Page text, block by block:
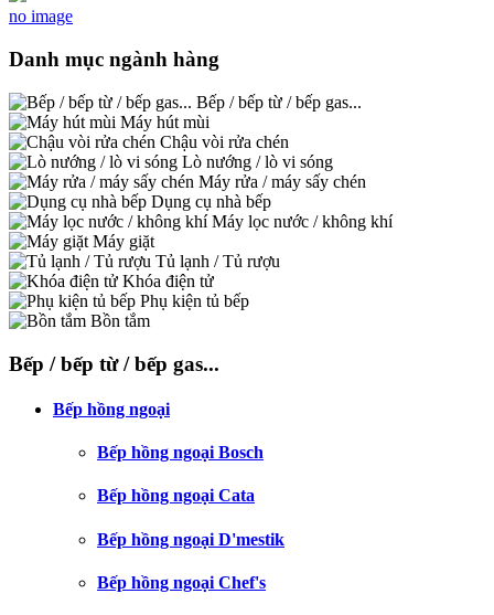
no image
Danh mục ngành hàng
Bếp / bếp từ / bếp gas...
Máy hút mùi
Chậu vòi rửa chén
Lò nướng / lò vi sóng
Máy rửa / máy sấy chén
Dụng cụ nhà bếp
Máy lọc nước / không khí
Máy giặt
Tủ lạnh / Tủ rượu
Khóa điện tử
Phụ kiện tủ bếp
Bồn tắm
Bếp / bếp từ / bếp gas...
Bếp hồng ngoại
Bếp hồng ngoại Bosch
Bếp hồng ngoại Cata
Bếp hồng ngoại D'mestik
Bếp hồng ngoại Chef's